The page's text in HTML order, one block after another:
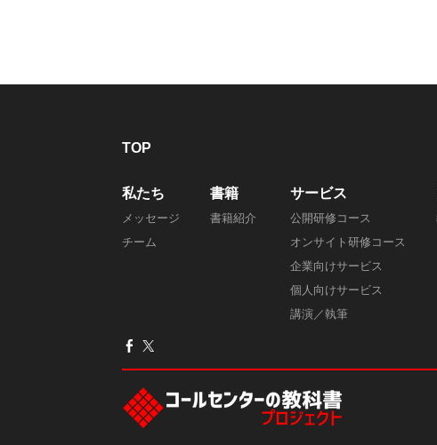
TOP
私たち
メッセージ
チーム
書籍
書籍紹介
サービス
公開研修コース
オンサイト研修コース
企業向けサービス
個人向けサービス
講演／執筆